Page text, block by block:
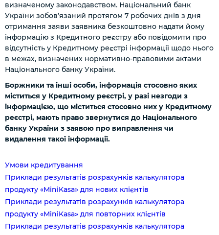
визначеному законодавством. Національний банк
України зобов’язаний протягом 7 робочих днів з дня
отримання заяви заявника безкоштовно надати йому
інформацію з Кредитного реєстру або повідомити про
відсутність у Кредитному реєстрі інформації щодо нього
в межах, визначених нормативно-правовими актами
Національного банку України.
Боржники та інші особи, інформація стосовно яких
міститься у Кредитному реєстрі, у разі незгоди з
інформацією, що міститься стосовно них у Кредитному
реєстрі, мають право звернутися до Національного
банку України з заявою про виправлення чи
видалення такої інформації.
Умови кредитування
Приклади результатів розрахунків калькулятора
продукту «MiniKasa» для нових клієнтів
Приклади результатів розрахунків калькулятора
продукту «MiniKasa» для повторних клієнтів
Приклади результатів розрахунків калькулятора